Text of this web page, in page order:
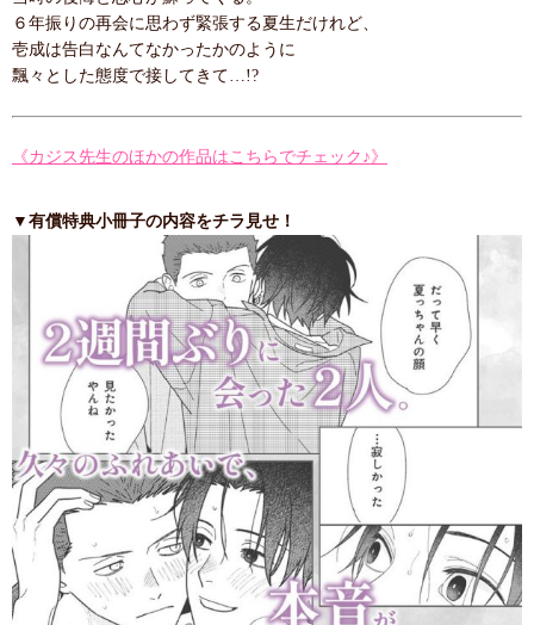
６年振りの再会に思わず緊張する夏生だけれど、
壱成は告白なんてなかったかのように
飄々とした態度で接してきて…!?
《カジス先生のほかの作品はこちらでチェック♪》
▼有償特典小冊子の内容をチラ見せ！